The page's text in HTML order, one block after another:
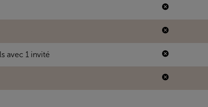
avec 1 invité